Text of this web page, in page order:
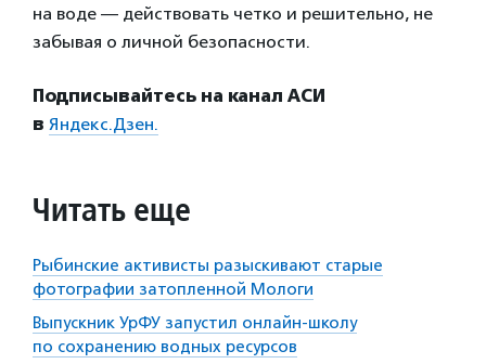
на воде — действовать четко и решительно, не
забывая о личной безопасности.
Подписывайтесь на канал АСИ
в Яндекс.Дзен.
Читать еще
Рыбинские активисты разыскивают старые
фотографии затопленной Мологи
Выпускник УрФУ запустил онлайн-школу
по сохранению водных ресурсов